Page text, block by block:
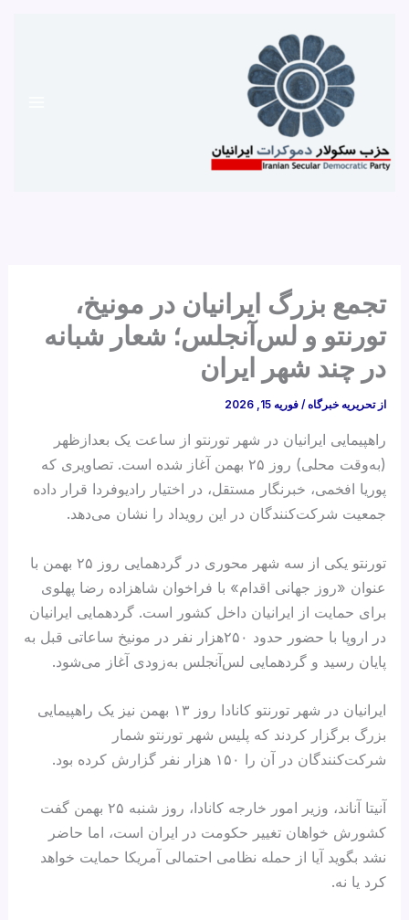
تجمع‌ بزرگ ایرانیان در مونیخ،
تورنتو و لس‌آنجلس؛ شعار شبانه
در چند شهر ایران
از تحریریه خبرگاه/فوریه 15, 2026
راهپیمایی ایرانیان در شهر تورنتو از ساعت یک بعدازظهر
(به‌وقت محلی) روز ۲۵ بهمن آغاز شده است. تصاویری که
پوریا افخمی، خبرنگار مستقل، در اختیار رادیوفردا قرار داده
جمعیت شرکت‌کنندگان در این رویداد را نشان می‌دهد.
تورنتو یکی از سه شهر محوری در گردهمایی روز ۲۵ بهمن با
عنوان «روز جهانی اقدام» با فراخوان شاهزاده رضا پهلوی
برای حمایت از ایرانیان داخل کشور است. گردهمایی ایرانیان
در اروپا با حضور حدود ۲۵۰هزار نفر در مونیخ ساعاتی قبل به‌
پایان رسید و گردهمایی لس‌آنجلس به‌زودی آغاز می‌شود.
ایرانیان در شهر تورنتو کانادا روز ۱۳ بهمن نیز یک راهپیمایی
بزرگ برگزار کردند که پلیس شهر تورنتو شمار
شرکت‌کنندگان در آن را ۱۵۰ هزار نفر گزارش کرده بود.
آنیتا آناند، وزیر امور خارجه کانادا، روز شنبه ۲۵ بهمن گفت
کشورش خواهان تغییر حکومت در ایران است، اما حاضر
نشد بگوید آیا از حمله نظامی احتمالی آمریکا حمایت خواهد
کرد یا نه.